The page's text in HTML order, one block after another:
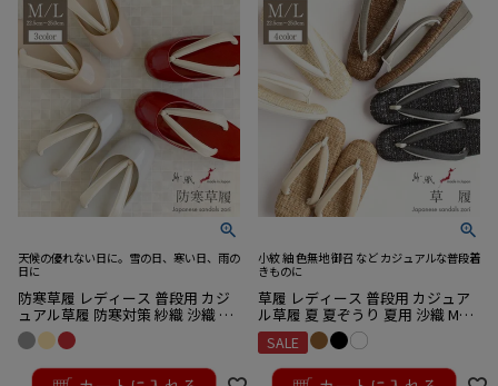
天候の優れない日に。雪の日、寒い日、雨の
日に
防寒草履 レディース 普段用 カジ
ュアル草履 防寒対策 紗織 沙織 灰
ベージュ 赤 Mサイズ Lサイズ エナ
メル 雪の日 雨の日 寒い日 日本製
27,500税込
小紋 紬 色無地 御召 など カジュアルな普段着
きものに
草履 レディース 普段用 カジュア
ル草履 夏 夏ぞうり 夏用 沙織 Mサ
イズ Lサイズ フリー 黒 白 薄茶 濃
茶 メッシュ編み 2枚芯 日本製
SALE
18,700のところ